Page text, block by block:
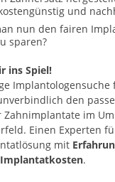
und
nun den fairen
sparen?
ins Spiel!
Implantologensuche
den
Zahnimplantate im
Einen Experten
mit
.